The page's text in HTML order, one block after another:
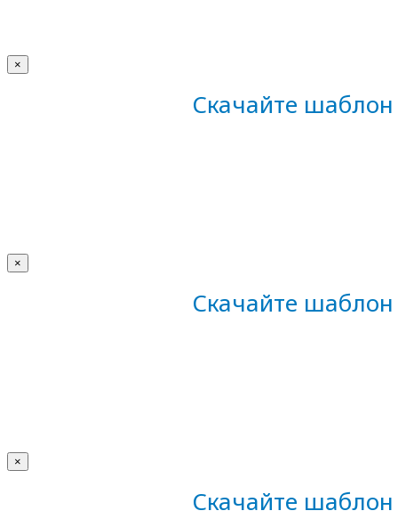
×
Скачайте
×
Скачайте
×
Скачайте